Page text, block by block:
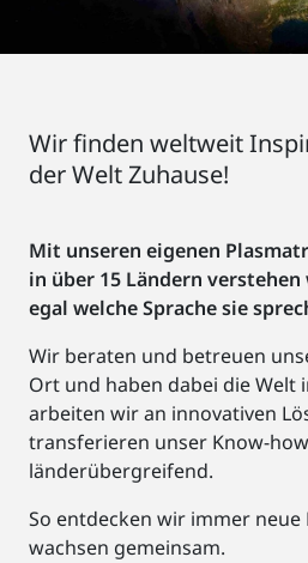
Wir finden weltweit
der Welt Zuhause!
Mit unseren eigenen
in über 15 Ländern
egal welche Sprache sie
Wir beraten und betreuen
Ort und haben dabei die Welt
arbeiten wir an innovativen
transferieren unser Know-
länderübergreifend.
So entdecken wir immer neue
wachsen gemeinsam.